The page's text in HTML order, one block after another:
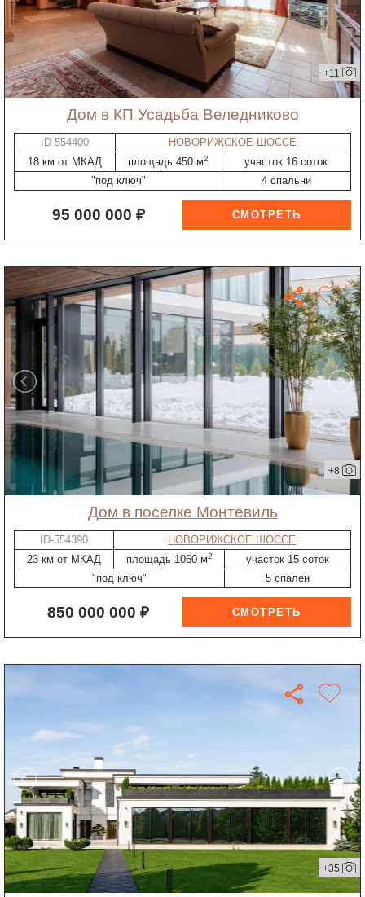
+11
дом в КП Усадьба Веледниково
ID-554400
НОВОРИЖСКОЕ ШОССЕ
18 км от МКАД
площадь 450 м2
участок 16 соток
"под ключ"
4 спальни
95 000 000 ₽
+8
дом в поселке Монтевиль
ID-554390
НОВОРИЖСКОЕ ШОССЕ
23 км от МКАД
площадь 1060 м2
участок 15 соток
"под ключ"
5 спален
850 000 000 ₽
+35